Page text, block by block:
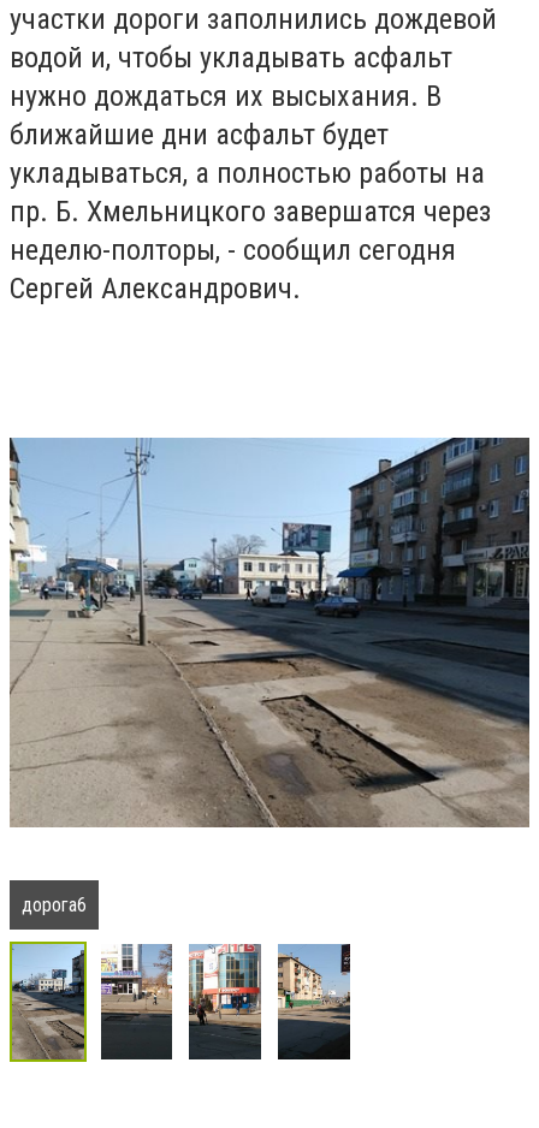
участки дороги заполнились дождевой
водой и, чтобы укладывать асфальт
нужно дождаться их высыхания. В
ближайшие дни асфальт будет
укладываться, а полностью работы на
пр. Б. Хмельницкого завершатся через
неделю-полторы, - сообщил сегодня
Сергей Александрович.
дорога6